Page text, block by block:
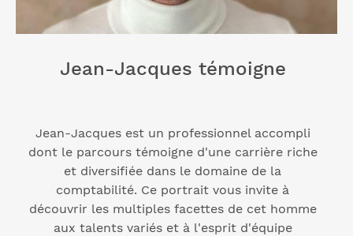
Jean-Jacques témoigne
Jean-Jacques est un professionnel accompli
dont le parcours témoigne d'une carrière riche
et diversifiée dans le domaine de la
comptabilité. Ce portrait vous invite à
découvrir les multiples facettes de cet homme
aux talents variés et à l'esprit d'équipe